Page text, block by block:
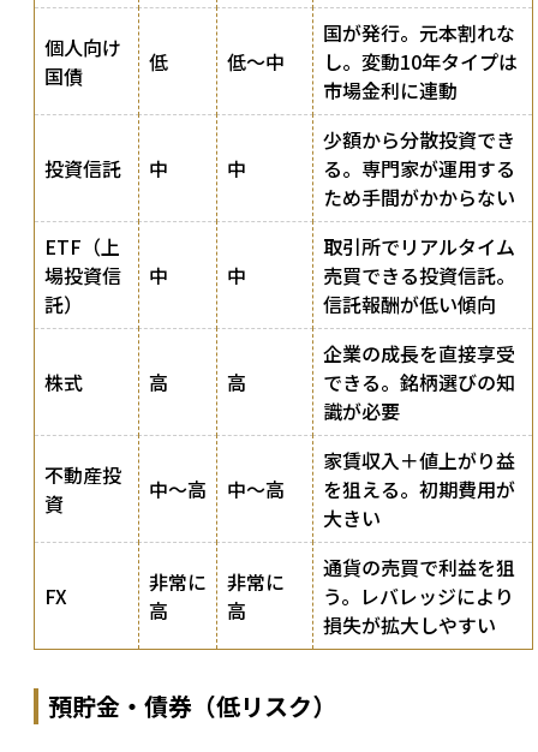
個人向け
国債
低 低〜中
国が発行。元本割れな
し。変動10年タイプは
市場金利に連動
投資信託 中 中
少額から分散投資でき
る。専門家が運用する
ため手間がかからない
ETF（上
場投資信
託）
中 中
取引所でリアルタイム
売買できる投資信託。
信託報酬が低い傾向
株式 高 高
企業の成長を直接享受
できる。銘柄選びの知
識が必要
不動産投
資
中〜高 中〜高
家賃収入＋値上がり益
を狙える。初期費用が
大きい
FX
非常に
高
非常に
高
通貨の売買で利益を狙
う。レバレッジにより
損失が拡大しやすい
預貯金・債券（低リスク）